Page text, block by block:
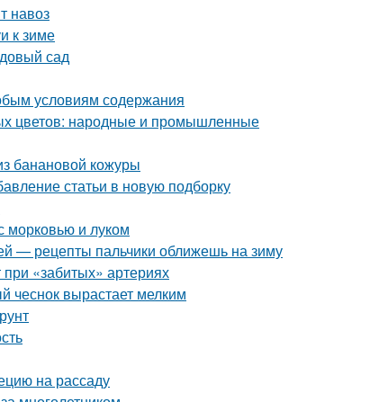
навоз
к зиме
сад
условиям содержания
цветов: народные и промышленные
банановой кожуры
статьи в новую подборку
морковью и луком
— рецепты пальчики оближешь на зиму
«забитых» артериях
чеснок вырастает мелким
на рассаду